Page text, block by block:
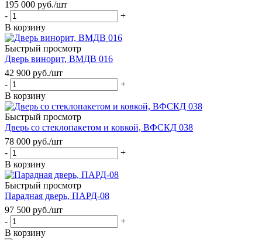
195 000 руб./шт
-
+
В корзину
Быстрый просмотр
Дверь винорит, ВМДВ 016
42 900 руб./шт
-
+
В корзину
Быстрый просмотр
Дверь со стеклопакетом и ковкой, ВФСКД 038
78 000 руб./шт
-
+
В корзину
Быстрый просмотр
Парадная дверь, ПАРД-08
97 500 руб./шт
-
+
В корзину